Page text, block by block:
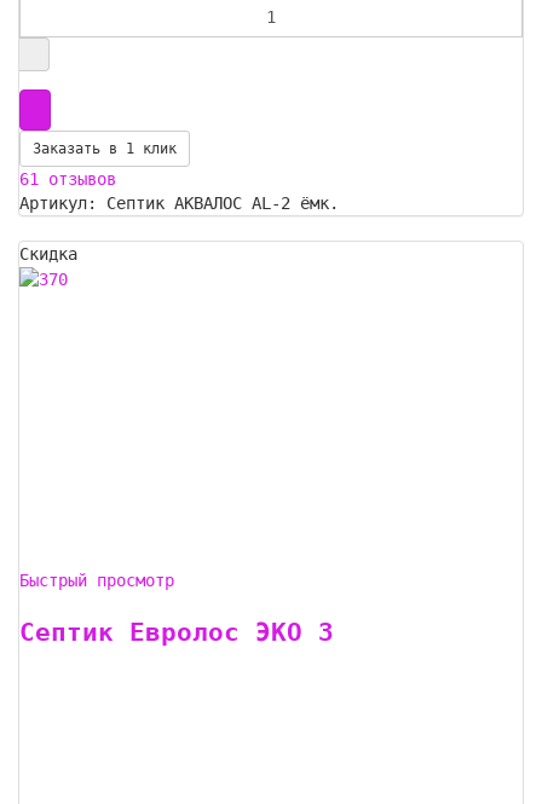
Заказать в 1 клик
61 отзывов
Артикул: Септик АКВАЛОС AL-2 ёмк.
Скидка
Быстрый просмотр
Септик Евролос ЭКО 3